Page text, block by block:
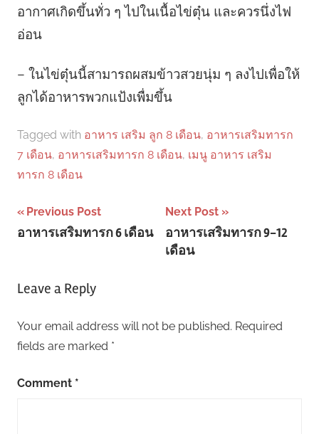
อากาศเกิดขึ้นทั่ว ๆ ไปในเนื้อไข่ตุ๋น และควรนึ่งไฟ
อ่อน
– ในไข่ตุ๋นนี้สามารถผสมข้าวสวยนุ่ม ๆ ลงไปเพื่อให้
ลูกได้อาหารพวกแป้งเพื่มขึ้น
Tagged with อาหาร เสริม ลูก 8 เดือน, อาหารเสริมทารก
7 เดือน, อาหารเสริมทารก 8 เดือน, เมนู อาหาร เสริม
ทารก 8 เดือน
Post
navigation
Previous Post
อาหารเสริมทารก 6 เดือน
Next Post
อาหารเสริมทารก 9-12
เดือน
Leave a Reply
Your email address will not be published. Required
fields are marked *
Comment *